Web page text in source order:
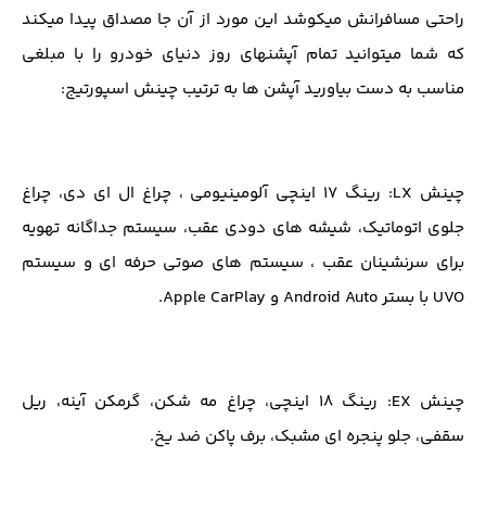
راحتی مسافرانش میکوشد این مورد از آن جا مصداق پیدا میکند
که شما میتوانید تمام آپشنهای روز دنیای خودرو را با مبلغی
مناسب به دست بیاورید آپشن ها به ترتیب چینش اسپورتیج:
چینش LX: رینگ 17 اینچی آلومینیومی ، چراغ ال ای دی، چراغ
جلوی اتوماتیک، شیشه های دودی عقب، سیستم جداگانه تهویه
برای سرنشینان عقب ، سیستم های صوتی حرفه ای و سیستم
UVO با بستر Android Auto و Apple CarPlay.
چینش EX: رینگ 18 اینچی، چراغ مه شکن، گرمکن آینه، ریل
سقفی، جلو پنجره ای مشبک، برف پاکن ضد یخ.